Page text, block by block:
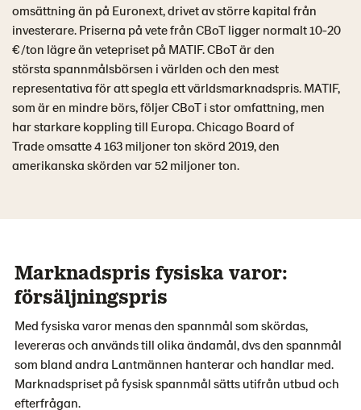
omsättning än på Euronext, drivet av större kapital från
investerare. Priserna på vete från CBoT ligger normalt 10-20
€/ton lägre än vetepriset på MATIF. CBoT är den
största spannmålsbörsen i världen och den mest
representativa för att spegla ett världsmarknadspris. MATIF,
som är en mindre börs, följer CBoT i stor omfattning, men
har starkare koppling till Europa. Chicago Board of
Trade omsatte 4 163 miljoner ton skörd 2019, den
amerikanska skörden var 52 miljoner ton.
Marknadspris fysiska varor:
försäljningspris
Med fysiska varor menas den spannmål som skördas,
levereras och används till olika ändamål, dvs den spannmål
som bland andra Lantmännen hanterar och handlar med.
Marknadspriset på fysisk spannmål sätts utifrån utbud och
efterfrågan.